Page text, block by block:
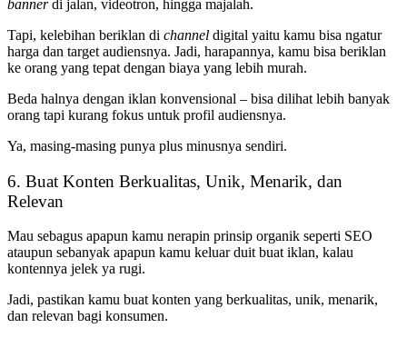
bannerdi jalan, videotron, hingga majalah.
Tapi, kelebihan beriklan di channel digital yaitu kamu bisa ngatur
harga dan target audiensnya. Jadi, harapannya, kamu bisa beriklan
ke orang yang tepat dengan biaya yang lebih murah.
Beda halnya dengan iklan konvensional – bisa dilihat lebih banyak
orang tapi kurang fokus untuk profil audiensnya.
Ya, masing-masing punya plus minusnya sendiri.
6. Buat Konten Berkualitas, Unik, Menarik, dan
Relevan
Mau sebagus apapun kamu nerapin prinsip organik seperti SEO
ataupun sebanyak apapun kamu keluar duit buat iklan, kalau
kontennya jelek ya rugi.
Jadi, pastikan kamu buat konten yang berkualitas, unik, menarik,
dan relevan bagi konsumen.